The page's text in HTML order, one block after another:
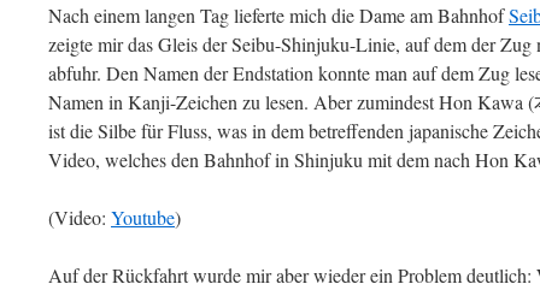
Nach einem langen Tag lieferte mich die Dame am Bahnhof
zeigte mir das Gleis der Seibu-Shinjuku-Linie, auf dem der
abfuhr. Den Namen der Endstation konnte man auf dem Zug
Namen in Kanji-Zeichen zu lesen. Aber zumindest Hon Kawa
ist die Silbe für Fluss, was in dem betreffenden japanische
Video, welches den Bahnhof in Shinjuku mit dem nach Hon
(Video: Youtube)
Auf der Rückfahrt wurde mir aber wieder ein Problem